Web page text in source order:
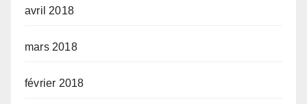
avril 2018
mars 2018
février 2018